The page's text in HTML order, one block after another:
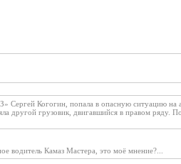
Сергей Когогин, попала в опасную ситуацию
другой грузовик, двигавшийся в правом ряду.
водитель Камаз Мастера, это моё мнение?...